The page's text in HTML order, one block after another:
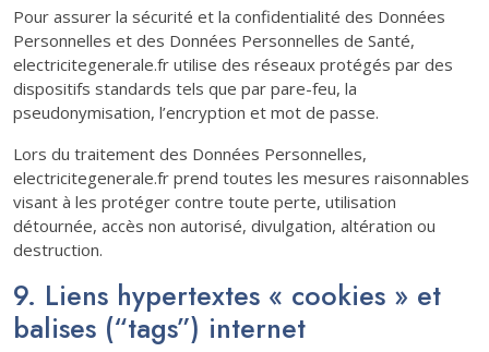
Pour assurer la sécurité et la confidentialité des Données
Personnelles et des Données Personnelles de Santé,
electricitegenerale.fr utilise des réseaux protégés par des
dispositifs standards tels que par pare-feu, la
pseudonymisation, l’encryption et mot de passe.
Lors du traitement des Données Personnelles,
electricitegenerale.fr prend toutes les mesures raisonnables
visant à les protéger contre toute perte, utilisation
détournée, accès non autorisé, divulgation, altération ou
destruction.
9. Liens hypertextes « cookies » et
balises (“tags”) internet